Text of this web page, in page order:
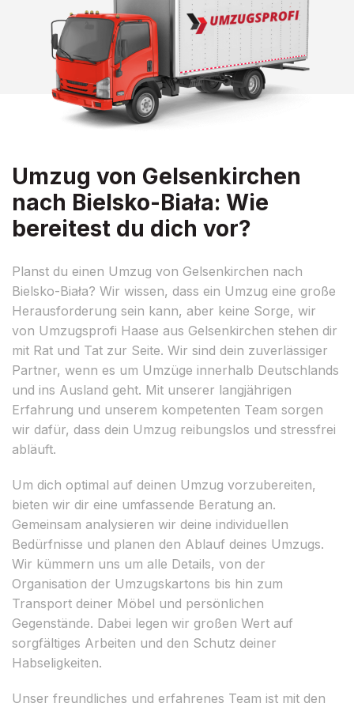
Umzug von Gelsenkirchen
nach Bielsko-Biała: Wie
bereitest du dich vor?
Planst du einen Umzug von Gelsenkirchen nach
Bielsko-Biała? Wir wissen, dass ein Umzug eine große
Herausforderung sein kann, aber keine Sorge, wir
von Umzugsprofi Haase aus Gelsenkirchen stehen dir
mit Rat und Tat zur Seite. Wir sind dein zuverlässiger
Partner, wenn es um Umzüge innerhalb Deutschlands
und ins Ausland geht. Mit unserer langjährigen
Erfahrung und unserem kompetenten Team sorgen
wir dafür, dass dein Umzug reibungslos und stressfrei
abläuft.
Um dich optimal auf deinen Umzug vorzubereiten,
bieten wir dir eine umfassende Beratung an.
Gemeinsam analysieren wir deine individuellen
Bedürfnisse und planen den Ablauf deines Umzugs.
Wir kümmern uns um alle Details, von der
Organisation der Umzugskartons bis hin zum
Transport deiner Möbel und persönlichen
Gegenstände. Dabei legen wir großen Wert auf
sorgfältiges Arbeiten und den Schutz deiner
Habseligkeiten.
Unser freundliches und erfahrenes Team ist mit den